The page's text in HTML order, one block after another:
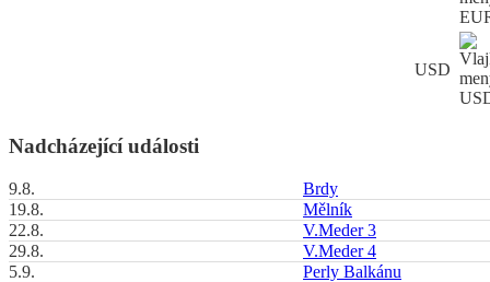
USD
Nadcházející události
9.8.
Brdy
19.8.
Mělník
22.8.
V.Meder 3
29.8.
V.Meder 4
5.9.
Perly Balkánu